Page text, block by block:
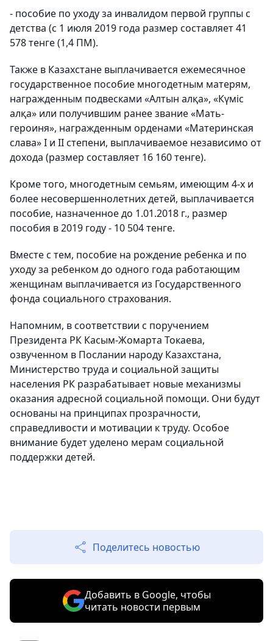
- пособие по уходу за инвалидом первой группы с
детства (с 1 июля 2019 года размер составляет 41
578 тенге (1,4 ПМ).
Также в Казахстане выплачивается ежемесячное
государственное пособие многодетным матерям,
награжденным подвесками «Алтын алқа», «Күміс
алқа» или получившим ранее звание «Мать-
героиня», награжденным орденами «Материнская
слава» І и II степени, выплачиваемое независимо от
дохода (размер составляет 16 160 тенге).
Кроме того, многодетным семьям, имеющим 4-х и
более несовершеннолетних детей, выплачивается
пособие, назначенное до 1.01.2018 г., размер
пособия в 2019 году - 10 504 тенге.
Вместе с тем, пособие на рождение ребенка и по
уходу за ребенком до одного года работающим
женщинам выплачивается из Государственного
фонда социального страхования.
Напомним, в соответствии с поручением
Президента РК Касым-Жомарта Токаева,
озвученном в Послании народу Казахстана,
Министерство труда и социальной защиты
населения РК разрабатывает новые механизмы
оказания адресной социальной помощи. Они будут
основаны на принципах прозрачности,
справедливости и мотивации к труду. Особое
внимание будет уделено мерам социальной
поддержки детей.
Поделитесь новостью
Добавить в Google, чтобы
читать новости первым